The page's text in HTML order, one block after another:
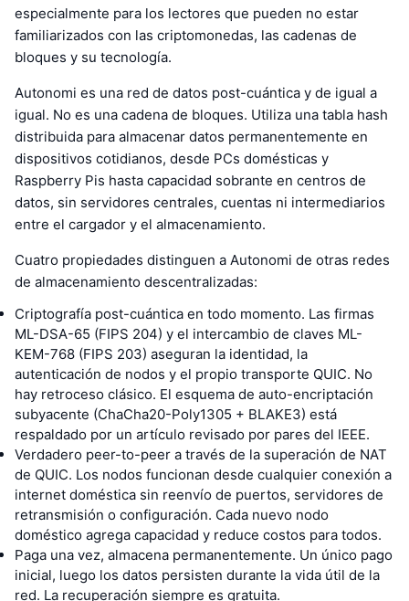
especialmente para los lectores que pueden no estar
familiarizados con las criptomonedas, las cadenas de
bloques y su tecnología.
Autonomi es una red de datos post-cuántica y de igual a
igual. No es una cadena de bloques. Utiliza una tabla hash
distribuida para almacenar datos permanentemente en
dispositivos cotidianos, desde PCs domésticas y
Raspberry Pis hasta capacidad sobrante en centros de
datos, sin servidores centrales, cuentas ni intermediarios
entre el cargador y el almacenamiento.
Cuatro propiedades distinguen a Autonomi de otras redes
de almacenamiento descentralizadas:
Criptografía post-cuántica en todo momento. Las firmas
ML-DSA-65 (FIPS 204) y el intercambio de claves ML-
KEM-768 (FIPS 203) aseguran la identidad, la
autenticación de nodos y el propio transporte QUIC. No
hay retroceso clásico. El esquema de auto-encriptación
subyacente (ChaCha20-Poly1305 + BLAKE3) está
respaldado por un artículo revisado por pares del IEEE.
Verdadero peer-to-peer a través de la superación de NAT
de QUIC. Los nodos funcionan desde cualquier conexión a
internet doméstica sin reenvío de puertos, servidores de
retransmisión o configuración. Cada nuevo nodo
doméstico agrega capacidad y reduce costos para todos.
Paga una vez, almacena permanentemente. Un único pago
inicial, luego los datos persisten durante la vida útil de la
red. La recuperación siempre es gratuita.